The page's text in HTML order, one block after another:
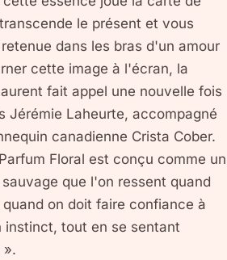
le présent et vous
dans les bras d'un amour
cette image à l'écran, la
fait appel une nouvelle fois
Jérémie Laheurte, accompagné
canadienne Crista Cober.
Floral est conçu comme un
que l'on ressent quand
on doit faire confiance à
tout en se sentant
».